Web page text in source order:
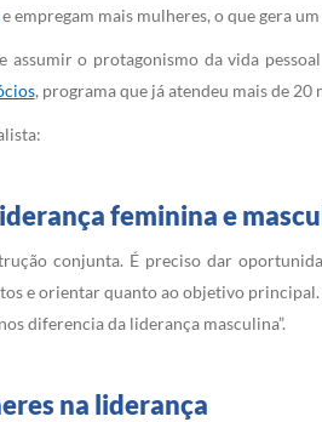
empregam mais mulheres, o que gera
assumir o protagonismo da vida
, programa que já atendeu mais de
feminina e
conjunta. É preciso dar
e orientar quanto ao objetivo
diferencia da liderança masculina”.
na liderança